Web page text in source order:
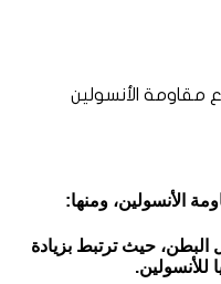
الأنسولين، ومنها:
حيث ترتبط بزيادة
للأنسولين.